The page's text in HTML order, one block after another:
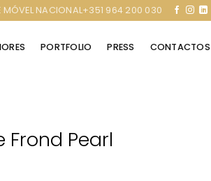
MÓVEL NACIONAL+351 964 200 030
PORTFOLIO PRESS CONTACTOS
Frond Pearl